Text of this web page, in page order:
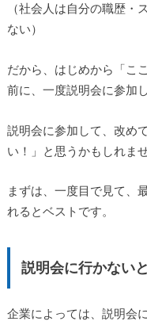
（社会人は自分の職歴・
ない）
だから、はじめから「こ
前に、一度説明会に参加
説明会に参加して、改め
い！」と思うかもしれま
まずは、一度目で見て、
れるとベストです。
説明会に行かない
企業によっては、説明会